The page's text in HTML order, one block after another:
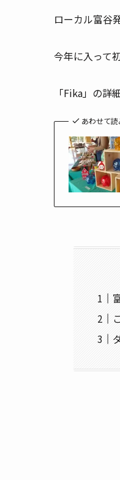
ローカル富谷
今年に入って
「Fika」の詳
あわせて